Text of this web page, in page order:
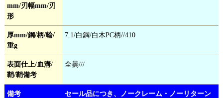
mm/刃幅mm/刃
形
厚mm/鋼/柄/輪/
重g
7.1/白鋼/白木PC柄//410
表面仕上/血溝/
鞘/鞘備考
全曇///
備考
セール品につき、ノークレーム・ノーリターン